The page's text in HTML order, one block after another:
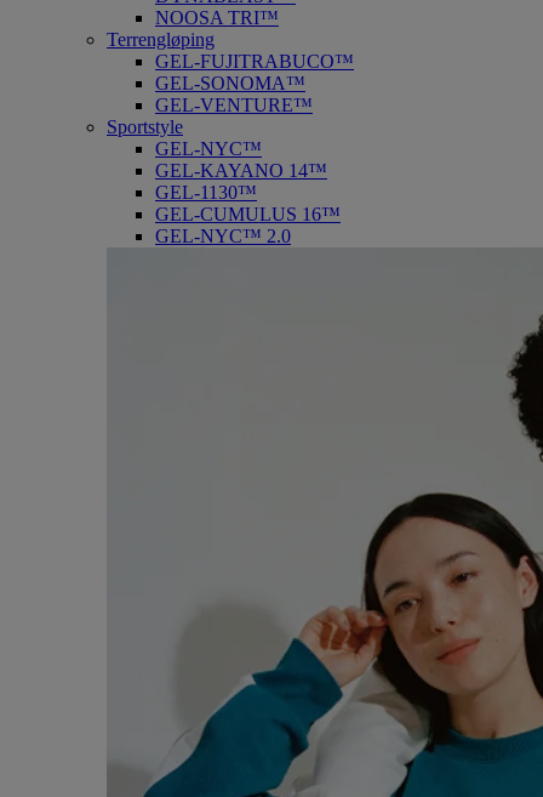
NOOSA TRI™
Terrengløping
GEL-FUJITRABUCO™
GEL-SONOMA™
GEL-VENTURE™
Sportstyle
GEL-NYC™
GEL-KAYANO 14™
GEL-1130™
GEL-CUMULUS 16™
GEL-NYC™ 2.0